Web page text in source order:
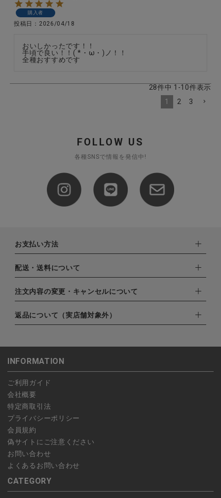
購入者
投稿日 2026/04/18
おいしかったです！！
手頃で良い！！( *・ω・)ノ！！
全種おすすめです
28件中 1 -10件表示
1
2 3
FOLLOW US
各種SNSで情報を発信中!
お支払い方法
下記お支払い方法よりお選びいただけます。
・クレジットカード（VISA,mastercard,JCB,AMERICAN
EXPRESS,Diners Club）
・amazonペイメント
・楽天ペイ
・PayPay
配送・送料について
配達業者：日本郵便
北海道：1,400円
注文内容の変更・キャンセルについて
ご注文日当日から翌日のAM9:00までにご連絡頂いた場合はキャ
ンセルは可能です。
します。
予約商品など一部キャンセルが出来ない場合がございます。あら
かじめご了承ください。
返品について（実店舗対象外）
こちら よりご依頼ください。
INFORMATION
ご利用ガイド
会社概要
特定商取引法
プライバシーポリシー
会員規約
偽サイトにご注意ください
お問い合わせ
よくあるお問い合わせ
CATEGORY